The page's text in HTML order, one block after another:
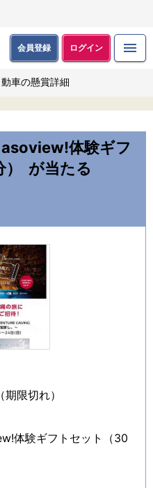
会員登録 ログイン
車の懸賞詳細
体験ギフ
が当たる
限切れ）
体験ギフトセット（30